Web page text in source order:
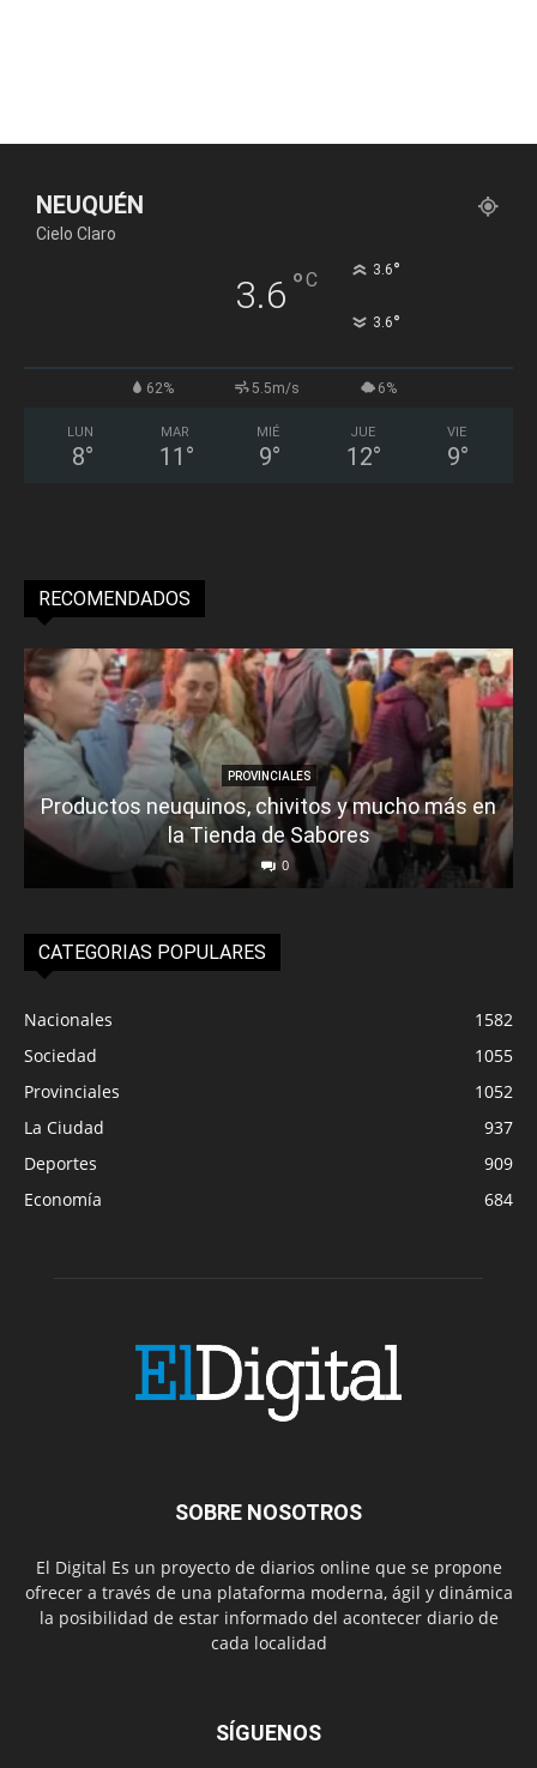
NEUQUÉN
Cielo Claro
3.6 °C 3.6°
3.6°
62% 5.5m/s 6%
LUN
8°
MAR
11 °
MIÉ
9°
JUE
12°
VIE
9°
RECOMENDADOS
PROVINCIALES
Productos neuquinos, chivitos y mucho más en
la Tienda de Sabores
0
CATEGORIAS POPULARES
Nacionales
1582
Sociedad
1055
Provinciales
1052
La Ciudad
937
Deportes
909
Economía
684
SOBRE NOSOTROS
El Digital Es un proyecto de diarios online que se propone
ofrecer a través de una plataforma moderna, ágil y dinámica
la posibilidad de estar informado del acontecer diario de
cada localidad
SÍGUENOS